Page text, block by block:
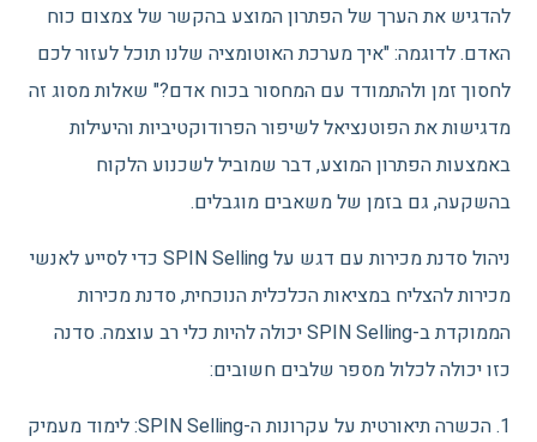
להדגיש את הערך של הפתרון המוצע בהקשר של צמצום כוח
האדם. לדוגמה: "איך מערכת האוטומציה שלנו תוכל לעזור לכם
לחסוך זמן ולהתמודד עם המחסור בכוח אדם?" שאלות מסוג זה
מדגישות את הפוטנציאל לשיפור הפרודוקטיביות והיעילות
באמצעות הפתרון המוצע, דבר שמוביל לשכנוע הלקוח
בהשקעה, גם בזמן של משאבים מוגבלים.
ניהול סדנת מכירות עם דגש על SPIN Selling כדי לסייע לאנשי
מכירות להצליח במציאות הכלכלית הנוכחית, סדנת מכירות
הממוקדת ב-SPIN Selling יכולה להיות כלי רב עוצמה. סדנה
כזו יכולה לכלול מספר שלבים חשובים:
1. הכשרה תיאורטית על עקרונות ה-SPIN Selling: לימוד מעמיק